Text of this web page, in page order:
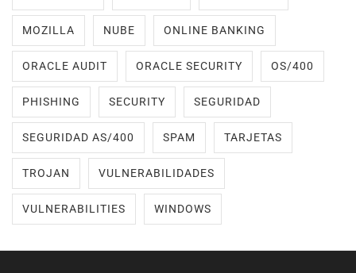
MOZILLA NUBE ONLINE BANKING
ORACLE AUDIT ORACLE SECURITY OS/400
PHISHING SECURITY SEGURIDAD
SEGURIDAD AS/400 SPAM TARJETAS
TROJAN VULNERABILIDADES
VULNERABILITIES WINDOWS